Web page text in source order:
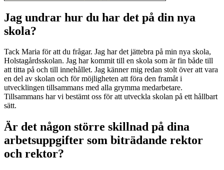
Jag undrar hur du har det på din nya
skola?
Tack Maria för att du frågar. Jag har det jättebra på min nya skola,
Holstagårdsskolan. Jag har kommit till en skola som är fin både till
att titta på och till innehållet. Jag känner mig redan stolt över att vara
en del av skolan och för möjligheten att föra den framåt i
utvecklingen tillsammans med alla grymma medarbetare.
Tillsammans har vi bestämt oss för att utveckla skolan på ett hållbart
sätt.
Är det någon större skillnad på dina
arbetsuppgifter som biträdande rektor
och rektor?